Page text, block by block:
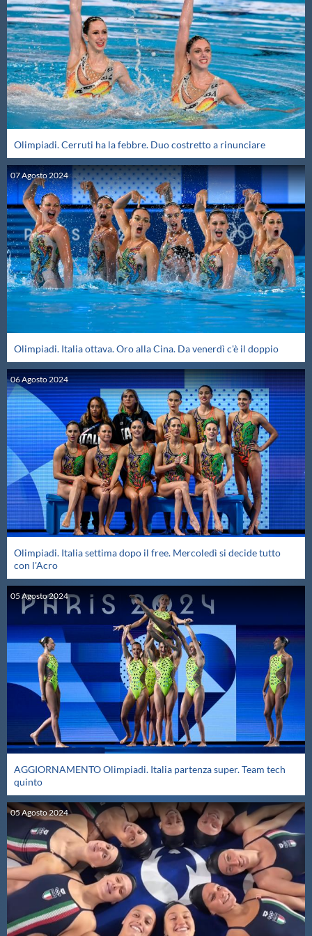
Protezione Civile
Qualità
Sostenibilità
Privacy
Cookie Policy
Archivio News
Flash News
Galleria fotografica
Videogallery
Intranet
Webmail
Contatti
Mappa del sito
Olimpiadi. Cerruti ha la febbre. Duo costretto a rinunciare
07Agosto2024
Olimpiadi. Italia ottava. Oro alla Cina. Da venerdì c'è il doppio
06Agosto2024
Olimpiadi. Italia settima dopo il free. Mercoledì si decide tutto
con l'Acro
05 Agosto2024
AGGIORNAMENTO Olimpiadi. Italia partenza super. Team tech
quinto
05Agosto2024